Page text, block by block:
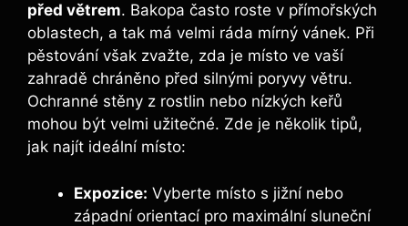
před větrem. Bakopa často roste v přímořských
oblastech, a tak má velmi ráda mírný vánek. Při
pěstování však zvažte, zda je místo ve vaší
zahradě chráněno před silnými poryvy větru.
Ochranné stěny z rostlin nebo nízkých keřů
mohou být velmi užitečné. Zde je několik tipů,
jak najít ideální místo:
Expozice: Vyberte místo s jižní nebo
západní orientací pro maximální sluneční